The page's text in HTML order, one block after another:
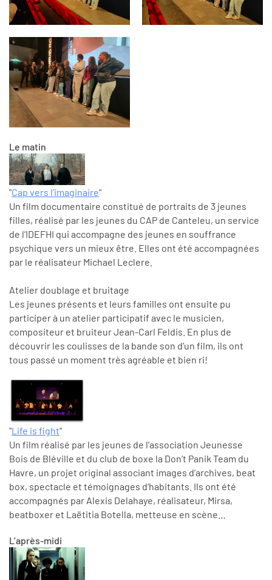
Le matin
"Cap vers l’imaginaire"
Un film documentaire constitué de portraits de 3 jeunes
filles, réalisé par les jeunes du CAP de Canteleu, un service
de l’IDEFHI qui accompagne des jeunes en souffrance
psychique vers un mieux être. Elles ont été accompagnées
par le réalisateur Michael Leclere.
Atelier doublage et bruitage
Les jeunes présents et leurs familles ont ensuite pu
participer à un atelier participatif avec le musicien,
compositeur et bruiteur Jean-Carl Feldis. En plus de
découvrir les coulisses de la bande son d’un film, ils ont
tous passé un moment très agréable et bien ri!
"Life is fight"
Un film réalisé par les jeunes de l’association Jeunesse
Bois de Bléville et du club de boxe la Don’t Panik Team du
Havre, un projet original associant images d’archives, beat
box, spectacle et témoignages d’habitants. Ils ont été
accompagnés par Alexis Delahaye, réalisateur, Mirsa,
beatboxer et Laëtitia Botella, metteuse en scène…
L’après-midi